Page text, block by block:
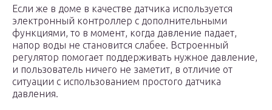
Если же в доме в качестве датчика используется
электронный контроллер с дополнительными
функциями, то в момент, когда давление падает,
напор воды не становится слабее. Встроенный
регулятор помогает поддерживать нужное давление,
и пользователь ничего не заметит, в отличие от
ситуации с использованием простого датчика
давления.